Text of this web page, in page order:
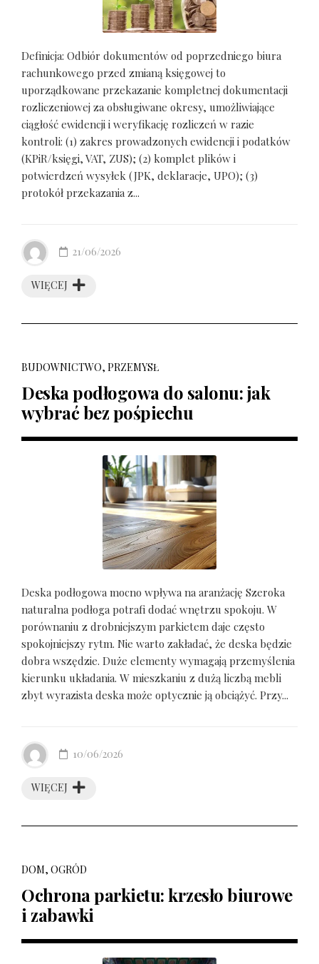
Definicja: Odbiór dokumentów od poprzedniego biura
rachunkowego przed zmianą księgowej to
uporządkowane przekazanie kompletnej dokumentacji
rozliczeniowej za obsługiwane okresy, umożliwiające
ciągłość ewidencji i weryfikację rozliczeń w razie
kontroli: (1) zakres prowadzonych ewidencji i podatków
(KPiR/księgi, VAT, ZUS); (2) komplet plików i
potwierdzeń wysyłek (JPK, deklaracje, UPO); (3)
protokół przekazania z...
WIĘCEJ
21/06/2026
BUDOWNICTWO, PRZEMYSŁ
Deska podłogowa do salonu: jak
wybrać bez pośpiechu
Deska podłogowa mocno wpływa na aranżację Szeroka
naturalna podłoga potrafi dodać wnętrzu spokoju. W
porównaniu z drobniejszym parkietem daje często
spokojniejszy rytm. Nie warto zakładać, że deska będzie
dobra wszędzie. Duże elementy wymagają przemyślenia
kierunku układania. W mieszkaniu z dużą liczbą mebli
zbyt wyrazista deska może optycznie ją obciążyć. Przy...
WIĘCEJ
10/06/2026
DOM, OGRÓD
Ochrona parkietu: krzesło biurowe
i zabawki